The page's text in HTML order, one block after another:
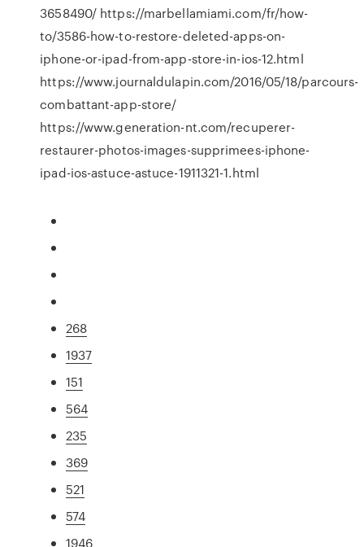
3658490/ https://marbellamiami.com/fr/how-
to/3586-how-to-restore-deleted-apps-on-
iphone-or-ipad-from-app-store-in-ios-12.html
https://www.journaldulapin.com/2016/05/18/parcours-
combattant-app-store/
https://www.generation-nt.com/recuperer-
restaurer-photos-images-supprimees-iphone-
ipad-ios-astuce-astuce-1911321-1.html
268
1937
151
564
235
369
521
574
1946